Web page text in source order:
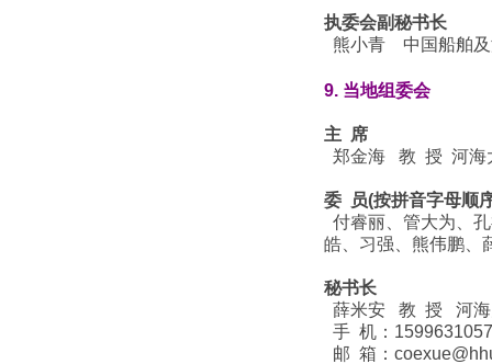
执委会副秘书长
熊小青 中国船舶及
9. 当地组委会
主 席
郑金海 教 授 河海
委 员(按拼音字母顺
付睿丽、管大为、
皓、习强、熊伟鹏、
秘书长
薛米安 教 授 河海
手 机：
邮 箱：